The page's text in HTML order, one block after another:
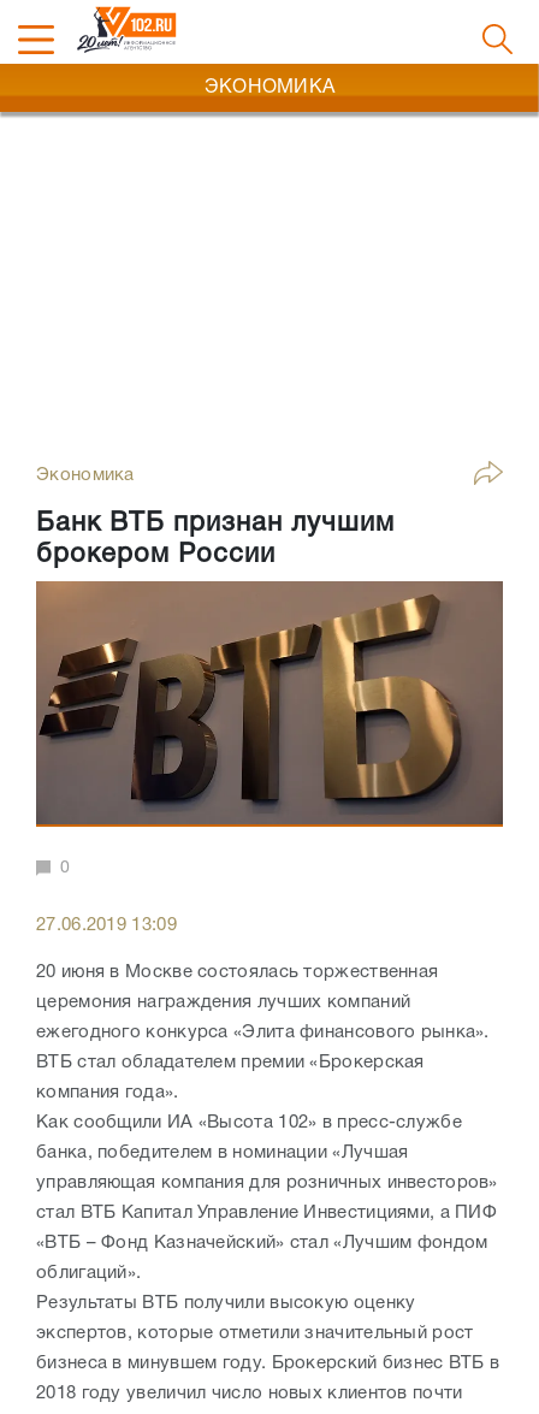
ЭКОНОМИКА
Экономика
Банк ВТБ признан лучшим
брокером России
0
27.06.2019 13:09
20 июня в Москве состоялась торжественная
церемония награждения лучших компаний
ежегодного конкурса «Элита финансового рынка».
ВТБ стал обладателем премии «Брокерская
компания года».
Как сообщили ИА «Высота 102» в пресс-службе
банка, победителем в номинации «Лучшая
управляющая компания для розничных инвесторов»
стал ВТБ Капитал Управление Инвестициями, а ПИФ
«ВТБ – Фонд Казначейский» стал «Лучшим фондом
облигаций».
Результаты ВТБ получили высокую оценку
экспертов, которые отметили значительный рост
бизнеса в минувшем году. Брокерский бизнес ВТБ в
2018 году увеличил число новых клиентов почти